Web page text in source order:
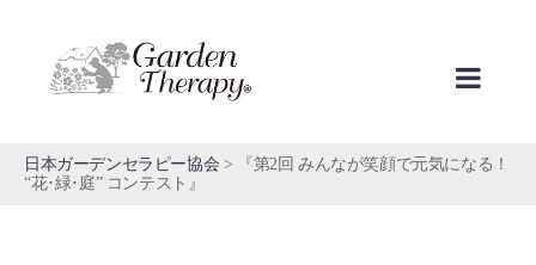
content
日本ガーデンセラピー協会 >
『第2回 みんなが笑顔で元気になる！
“花･緑･庭” コンテスト』